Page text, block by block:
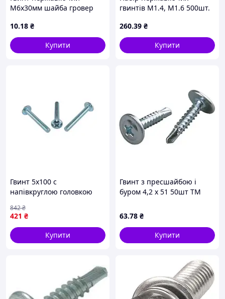
М6х30мм шайба гровер
10.18 ₴
Купити
гвинтів М1.4, М1.6 500шт.
260.39 ₴
Купити
Гвинт 5х100 с
напівкруглою головкою
пресшайбою 100 шт
упаковка ТМ КРЕПТЕХ
421 ₴
842₴
Купити
Гвинт з пресшайбою і
буром 4,2 х 51 50шт ТМ
63.78 ₴
Купити